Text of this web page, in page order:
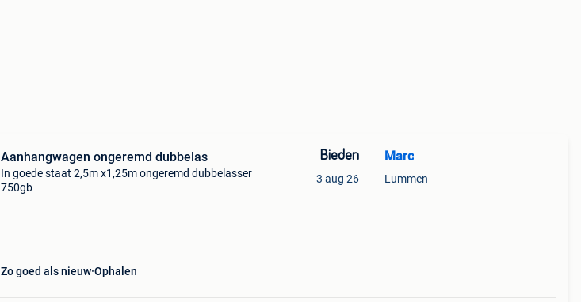
Aanhangwagen ongeremd dubbelas
In goede staat 2,5m x1,25m ongeremd dubbelasser
750gb
Zo goed als nieuw Ophalen
Bieden
3 aug 26
Marc
Lummen